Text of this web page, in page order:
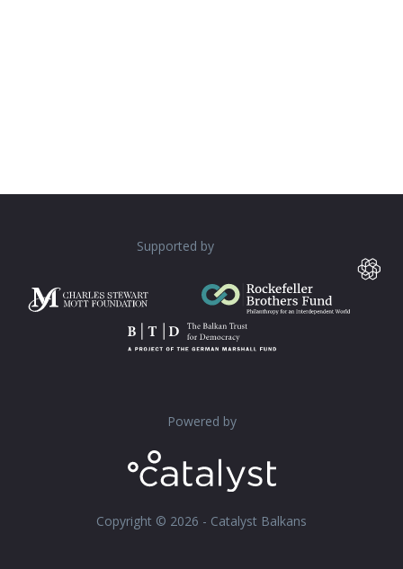
Supported by
Powered by
Copyright © 2026 - Catalyst Balkans